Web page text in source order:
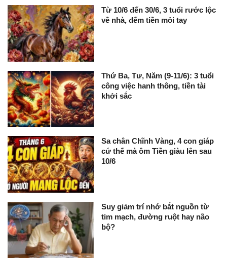
Từ 10/6 đến 30/6, 3 tuổi rước lộc
về nhà, đếm tiền mỏi tay
Thứ Ba, Tư, Năm (9-11/6): 3 tuổi
công việc hanh thông, tiền tài
khởi sắc
Sa chân Chĩnh Vàng, 4 con giáp
cứ thế mà ôm Tiền giàu lên sau
10/6
Suy giảm trí nhớ bắt nguồn từ
tim mạch, đường ruột hay não
bộ?